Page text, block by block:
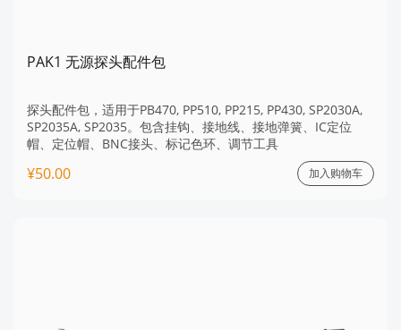
PAK1 无源探头配件包
探头配件包，适用于PB470, PP510, PP215, PP430, SP2030A,
SP2035A, SP2035。包含挂钩、接地线、接地弹簧、IC定位
帽、定位帽、BNC接头、标记色环、调节工具
¥50.00 加入购物车